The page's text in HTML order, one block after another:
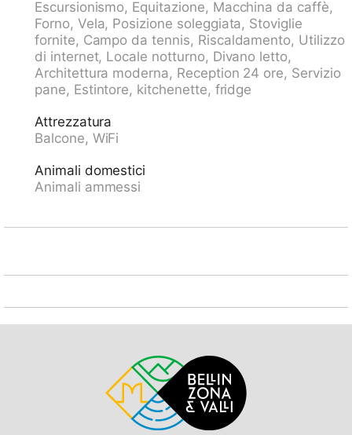
(extra), asciugatrice (in comune, extra). Servizio
consegna pane disponibile. Parcheggio (numero posti
limitato, extra) nella proprietà, autorimessa (extra).
Parcheggio/garage solo per auto di piccola e media
dimensione. Dimensione: altezza 205 cm larghezza
220 cm. Negozio 400 m, negozio alimentare,
panetteria, zona pedonale 400 m, 10 minuti a piedi
dal centro, fermata bus "Ascona Centro (Bus Nr. 1)"
Muralto" 4.7 km, spiaggia sabbiosa "Bagno Pubblico
Ascona" 1.3 km, lago balneabile "Lago Maggiore" 1.3
Grande, Castelli di Bellinzona, Monte Verità, Ascona,
Lugano, Lago di Como, Lago di Orta. Sentieri
escursionistici: Monte Veritè, Ronco s. Ascona, Valle
Tamaro - Monte Lema. Prego notare: dotazioni per
bimbi su richiesta (extra). È permesso il carico e
scarico bagagli presso la casa. Ulteriori alloggi
prenotabili. La casa CH6612.250.1-24 è situata sullo
stesso terreno. Attraverso una scala ripida in 5 minuti
Escursionismo, Equitazione, Macchina da caffè,
Forno, Vela, Posizione soleggiata, Stoviglie
fornite, Campo da tennis, Riscaldamento, Utilizzo
di internet, Locale notturno, Divano letto,
Architettura moderna, Reception 24 ore, Servizio
pane, Estintore, kitchenette, fridge
Attrezzatura
Balcone, WiFi
Animali domestici
Animali ammessi